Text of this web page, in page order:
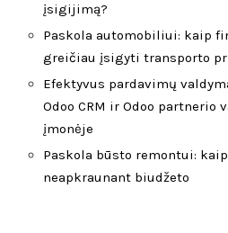
įsigijimą?
Paskola automobiliui: kaip
greičiau įsigyti transporto
Efektyvus pardavimų
Odoo CRM ir Odoo
įmonėje
Paskola būsto remontui:
neapkraunant biudžeto